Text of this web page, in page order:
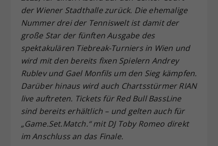
der Wiener Stadthalle zurück. Die ehemalige
Nummer drei der Tenniswelt ist damit der
große Star der fünften Ausgabe des
spektakulären Tiebreak-Turniers in Wien und
wird mit den bereits fixen Spielern Andrey
Rublev und Gael Monfils um den Sieg kämpfen.
Darüber hinaus wird auch Chartsstürmer RIAN
live auftreten. Tickets für Red Bull BassLine
sind bereits erhältlich – und gelten auch für
„Game.Set.Match.“ mit DJ Toby Romeo direkt
im Anschluss an das Finale.
Zweck
Dieser Wert speichert Ihre Consent-
Einstellungen. Unter anderem eine
zufällig generierte ID, für die
historische Speicherung Ihrer
Webseiten-Betreiber dies eingestellt
hat.